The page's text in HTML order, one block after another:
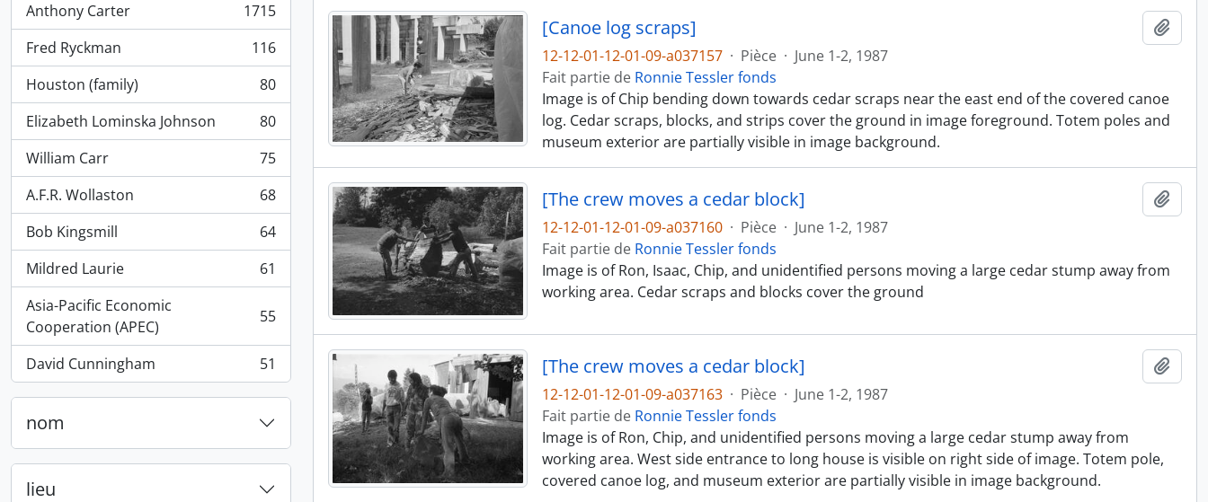
Anthony Carter
, 1715 résultats
1715
Fred Ryckman
, 116 résultats
116
Houston (family)
, 80 résultats
80
Elizabeth Lominska Johnson
, 80 résultats
80
William Carr
, 75 résultats
75
A.F.R. Wollaston
, 68 résultats
68
Bob Kingsmill
, 64 résultats
64
Mildred Laurie
, 61 résultats
61
Asia-Pacific Economic
Cooperation (APEC)
, 55 résultats 55
David Cunningham
, 51 résultats 51
nom
lieu
[Canoe log scraps]
12-12-01-12-01-09-a037157 · Pièce · June 1-2, 1987
Fait partie de Ronnie Tessler fonds
Image is of Chip bending down towards cedar scraps near the east end of the covered canoe
log. Cedar scraps, blocks, and strips cover the ground in image foreground. Totem poles and
museum exterior are partially visible in image background.
[The crew moves a cedar block]
12-12-01-12-01-09-a037160 · Pièce · June 1-2, 1987
Fait partie de Ronnie Tessler fonds
Image is of Ron, Isaac, Chip, and unidentified persons moving a large cedar stump away from
working area. Cedar scraps and blocks cover the ground
[The crew moves a cedar block]
12-12-01-12-01-09-a037163 · Pièce · June 1-2, 1987
Fait partie de Ronnie Tessler fonds
Image is of Ron, Chip, and unidentified persons moving a large cedar stump away from
working area. West side entrance to long house is visible on right side of image. Totem pole,
covered canoe log, and museum exterior are partially visible in image background.